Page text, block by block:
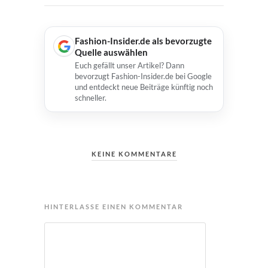
Fashion-Insider.de als bevorzugte
Quelle auswählen
Euch gefällt unser Artikel? Dann
bevorzugt Fashion-Insider.de bei Google
und entdeckt neue Beiträge künftig noch
schneller.
KEINE KOMMENTARE
HINTERLASSE EINEN KOMMENTAR